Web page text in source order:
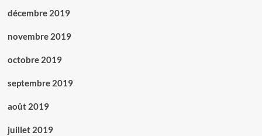
décembre 2019
novembre 2019
octobre 2019
septembre 2019
août 2019
juillet 2019